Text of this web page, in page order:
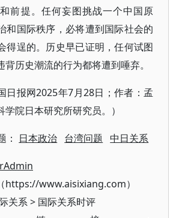
前提。任何妄图挑战一个中国原
和国际秩序，必将遭到国际社会的
得逞的。历史早已证明，任何试图
历史潮流的行为都将遭到唾弃。
日报网2025年7月28日；作者：孟
院日本研究所研究员。）
： 日本政治 台湾问题 中日关系
https://www.aisixiang.com）
关系> 国际关系时评